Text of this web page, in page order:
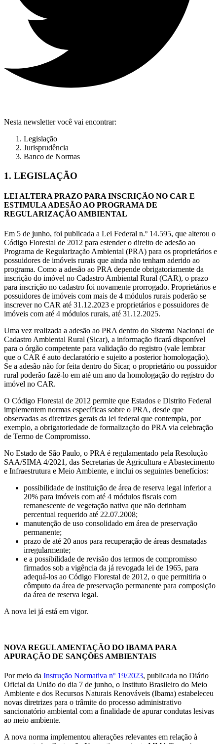
Nesta newsletter você vai encontrar:
Legislação
Jurisprudência
Banco de Normas
1. LEGISLAÇÃO
LEI ALTERA PRAZO PARA INSCRIÇÃO NO CAR E
ESTIMULA ADESÃO AO PROGRAMA DE
REGULARIZAÇÃO AMBIENTAL
Em 5 de junho, foi publicada a Lei Federal n.º 14.595, que alterou o
Código Florestal de 2012 para estender o direito de adesão ao
Programa de Regularização Ambiental (PRA) para os proprietários e
possuidores de imóveis rurais que ainda não tenham aderido ao
programa. Como a adesão ao PRA depende obrigatoriamente da
inscrição do imóvel no Cadastro Ambiental Rural (CAR), o prazo
para inscrição no cadastro foi novamente prorrogado. Proprietários e
possuidores de imóveis com mais de 4 módulos rurais poderão se
inscrever no CAR até 31.12.2023 e proprietários e possuidores de
imóveis com até 4 módulos rurais, até 31.12.2025.
Uma vez realizada a adesão ao PRA dentro do Sistema Nacional de
Cadastro Ambiental Rural (Sicar), a informação ficará disponível
para o órgão competente para validação do registro (vale lembrar
que o CAR é auto declaratório e sujeito a posterior homologação).
Se a adesão não for feita dentro do Sicar, o proprietário ou possuidor
rural poderão fazê-lo em até um ano da homologação do registro do
imóvel no CAR.
O Código Florestal de 2012 permite que Estados e Distrito Federal
implementem normas específicas sobre o PRA, desde que
observadas as diretrizes gerais da lei federal que contempla, por
exemplo, a obrigatoriedade de formalização do PRA via celebração
de Termo de Compromisso.
No Estado de São Paulo, o PRA é regulamentado pela Resolução
SAA/SIMA 4/2021, das Secretarias de Agricultura e Abastecimento
e Infraestrutura e Meio Ambiente, e inclui os seguintes benefícios:
possibilidade de instituição de área de reserva legal inferior a
20% para imóveis com até 4 módulos fiscais com
remanescente de vegetação nativa que não detinham
percentual requerido até 22.07.2008;
manutenção de uso consolidado em área de preservação
permanente;
prazo de até 20 anos para recuperação de áreas desmatadas
irregularmente;
e a possibilidade de revisão dos termos de compromisso
firmados sob a vigência da já revogada lei de 1965, para
adequá-los ao Código Florestal de 2012, o que permitiria o
cômputo da área de preservação permanente para composição
da área de reserva legal.
A nova lei já está em vigor.
NOVA REGULAMENTAÇÃO DO IBAMA PARA
APURAÇÃO DE SANÇÕES AMBIENTAIS
Por meio da Instrução Normativa nº 19/2023, publicada no Diário
Oficial da União do dia 7 de junho, o Instituto Brasileiro do Meio
Ambiente e dos Recursos Naturais Renováveis (Ibama) estabeleceu
novas diretrizes para o trâmite do processo administrativo
sancionatório ambiental com a finalidade de apurar condutas lesivas
ao meio ambiente.
A nova norma implementou alterações relevantes em relação à